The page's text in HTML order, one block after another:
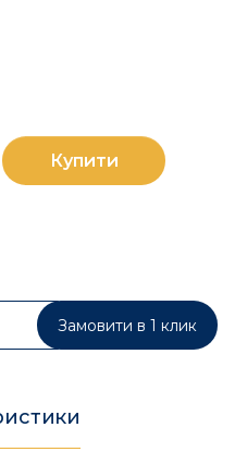
Купити
Замовити в 1 клик